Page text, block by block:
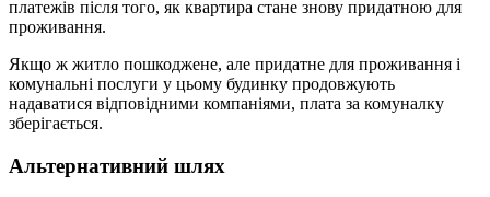
платежів після того, як квартира стане знову придатною для
проживання.
Якщо ж житло пошкоджене, але придатне для проживання і
комунальні послуги у цьому будинку продовжують
надаватися відповідними компаніями, плата за комуналку
зберігається.
Альтернативний шлях